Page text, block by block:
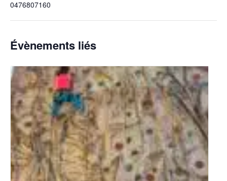
0476807160
Évènements liés